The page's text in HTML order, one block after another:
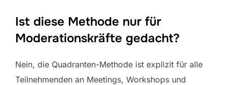
Ist diese Methode nur für
Moderationskräfte gedacht?
Nein, die Quadranten-Methode ist explizit für alle
Teilnehmenden an Meetings, Workshops und